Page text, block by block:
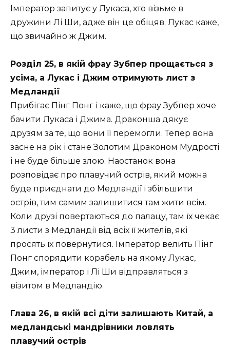
Імператор запитує у Лукаса, хто візьме в
дружини Лі Ши, адже він це обіцяв. Лукас каже,
що звичайно ж Джим.
Розділ 25, в якій фрау Зубпер прощається з
усіма, а Лукас і Джим отримують лист з
Медландії
Прибігає Пінг Понг і каже, що фрау Зубпер хоче
бачити Лукаса і Джима. Драконша дякує
друзям за те, що вони її перемогли. Тепер вона
засне на рік і стане Золотим Драконом Мудрості
і не буде більше злою. Наостанок вона
розповідає про плавучий острів, який можна
буде приєднати до Медландії і збільшити
острів, тим самим залишитися там жити всім.
Коли друзі повертаються до палацу, там їх чекає
3 листи з Медландії від всіх її жителів, які
просять їх повернутися. Імператор велить Пінг
Понг спорядити корабель на якому Лукас,
Джим, імператор і Лі Ши відправляться з
візитом в Медландію.
Глава 26, в якій всі діти залишають Китай, а
медландські мандрівники ловлять
плавучий острів